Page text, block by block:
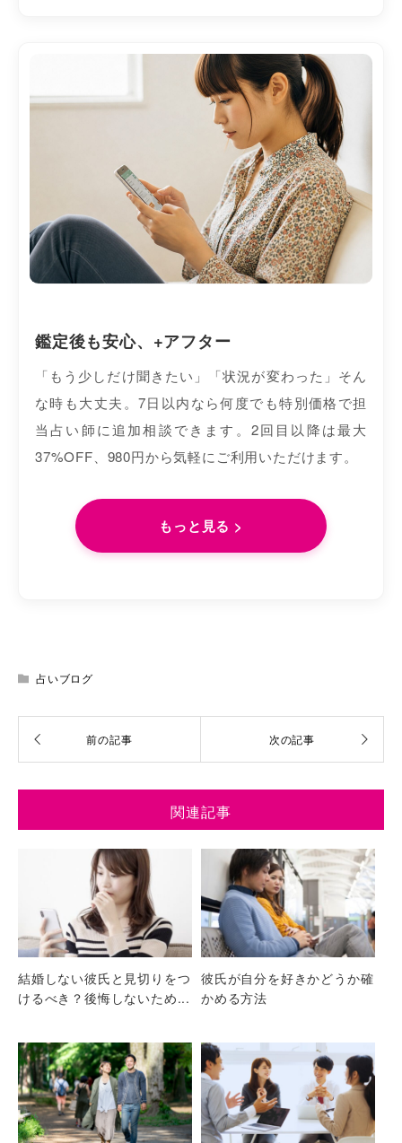
鑑定後も安心、+アフター
「もう少しだけ聞きたい」「状況が変わった」そん
な時も大丈夫。7日以内なら何度でも特別価格で担
当占い師に追加相談できます。2回目以降は最大
37%OFF、980円から気軽にご利用いただけます。
もっと見る >
占いブログ
関連記事
結婚しない彼氏と見切りをつ
けるべき？後悔しないため...
彼氏が自分を好きかどうか確
かめる方法